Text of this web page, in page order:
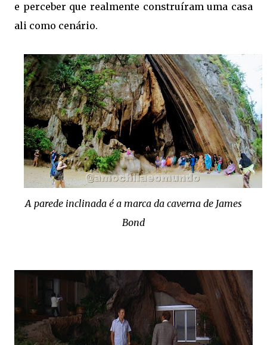
e perceber que realmente construíram uma casa
ali como cenário.
A parede inclinada é a marca da caverna de James
Bond